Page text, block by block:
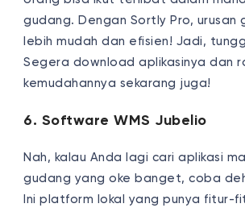
gudang. Dengan Sortly Pro, urusan
lebih mudah dan efisien! Jadi,
Segera download aplikasinya dan
kemudahannya sekarang juga!
6. Software WMS Jubelio
Nah, kalau Anda lagi cari aplikasi
gudang yang oke banget, coba
Ini platform lokal yang punya fitur-